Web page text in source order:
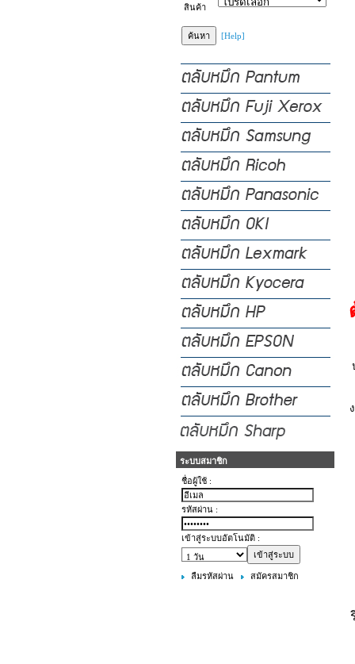
สินค้า
[Help]
ระบบสมาชิก
ชื่อผู้ใช้ :
รหัสผ่าน :
เข้าสู่ระบบอัตโนมัติ :
ลืมรหัสผ่าน สมัครสมาชิก